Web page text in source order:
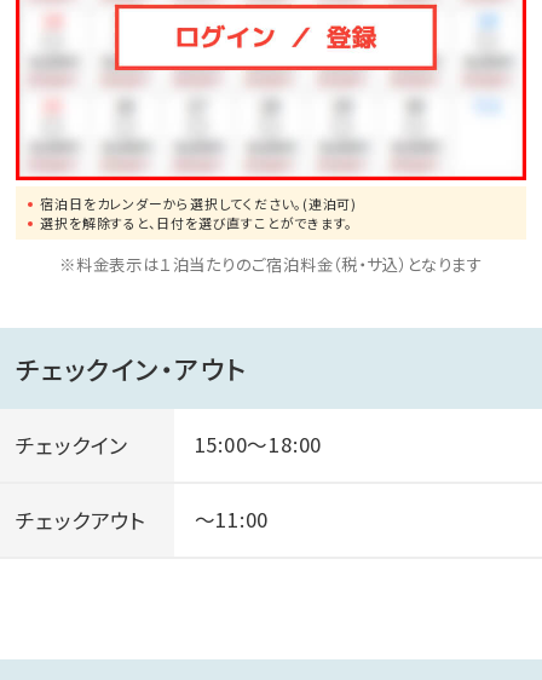
宿泊日をカレンダーから選択してください。(連泊可)
選択を解除すると、日付を選び直すことができます。
※料金表示は１泊当たりのご宿泊料金（税・サ込）となります
チェックイン・アウト
チェックイン 15:00～18:00
チェックアウト ～11:00